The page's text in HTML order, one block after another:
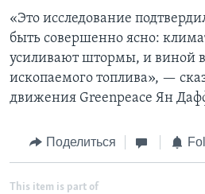
«Это исследование
быть совершенно ясно:
усиливают штормы, и виной
ископаемого топлива», —
движения Greenpeace Ян
Поделиться
This item is part of